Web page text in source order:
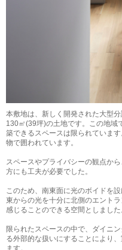
本敷地は、新しく開発された大型
130㎡(39坪)の土地です。この地域
築できるスペースは限られていま
物で囲われています。
スペースやプライバシーの観点か
方にも工夫が必要でした。
このため、南東面に光のボイドを
東からの光を十分に北側のエント
感じることのできる空間としました
限られたスペースの中で、ダイニ
る外部的な扱いにすることにより